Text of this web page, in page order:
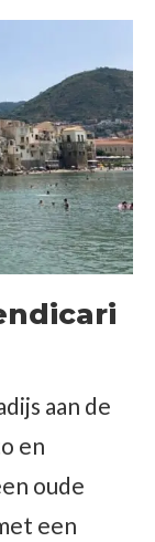
aan de
en
oude
een